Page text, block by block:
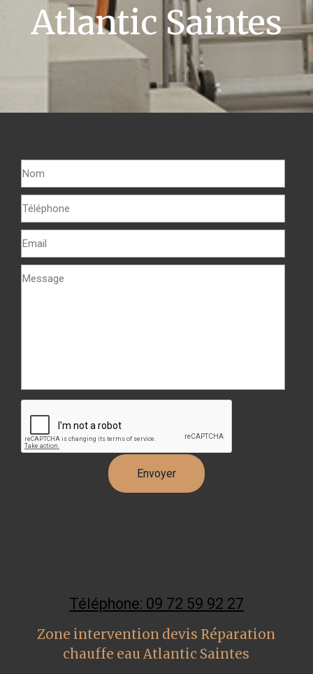
Atlantic Saintes
Téléphone: 09 72 59 92 27
Zone intervention devis Réparation
chauffe eau Atlantic Saintes